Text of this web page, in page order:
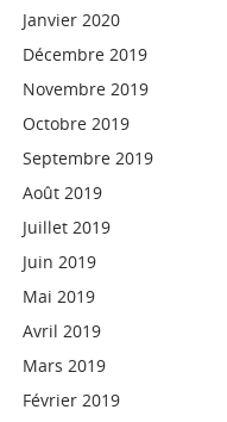
Janvier 2020
Décembre 2019
Novembre 2019
Octobre 2019
Septembre 2019
Août 2019
Juillet 2019
Juin 2019
Mai 2019
Avril 2019
Mars 2019
Février 2019